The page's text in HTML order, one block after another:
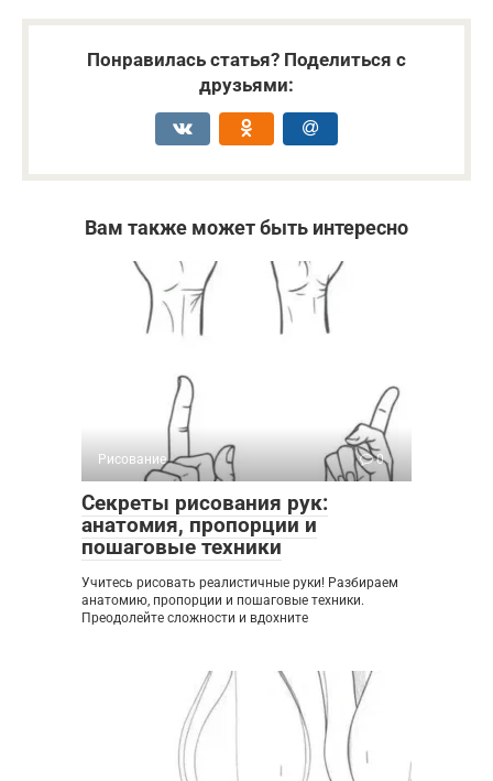
Понравилась статья? Поделиться с
друзьями:
Вам также может быть интересно
Рисование 0
Секреты рисования рук:
анатомия, пропорции и
пошаговые техники
Учитесь рисовать реалистичные руки! Разбираем
анатомию, пропорции и пошаговые техники.
Преодолейте сложности и вдохните